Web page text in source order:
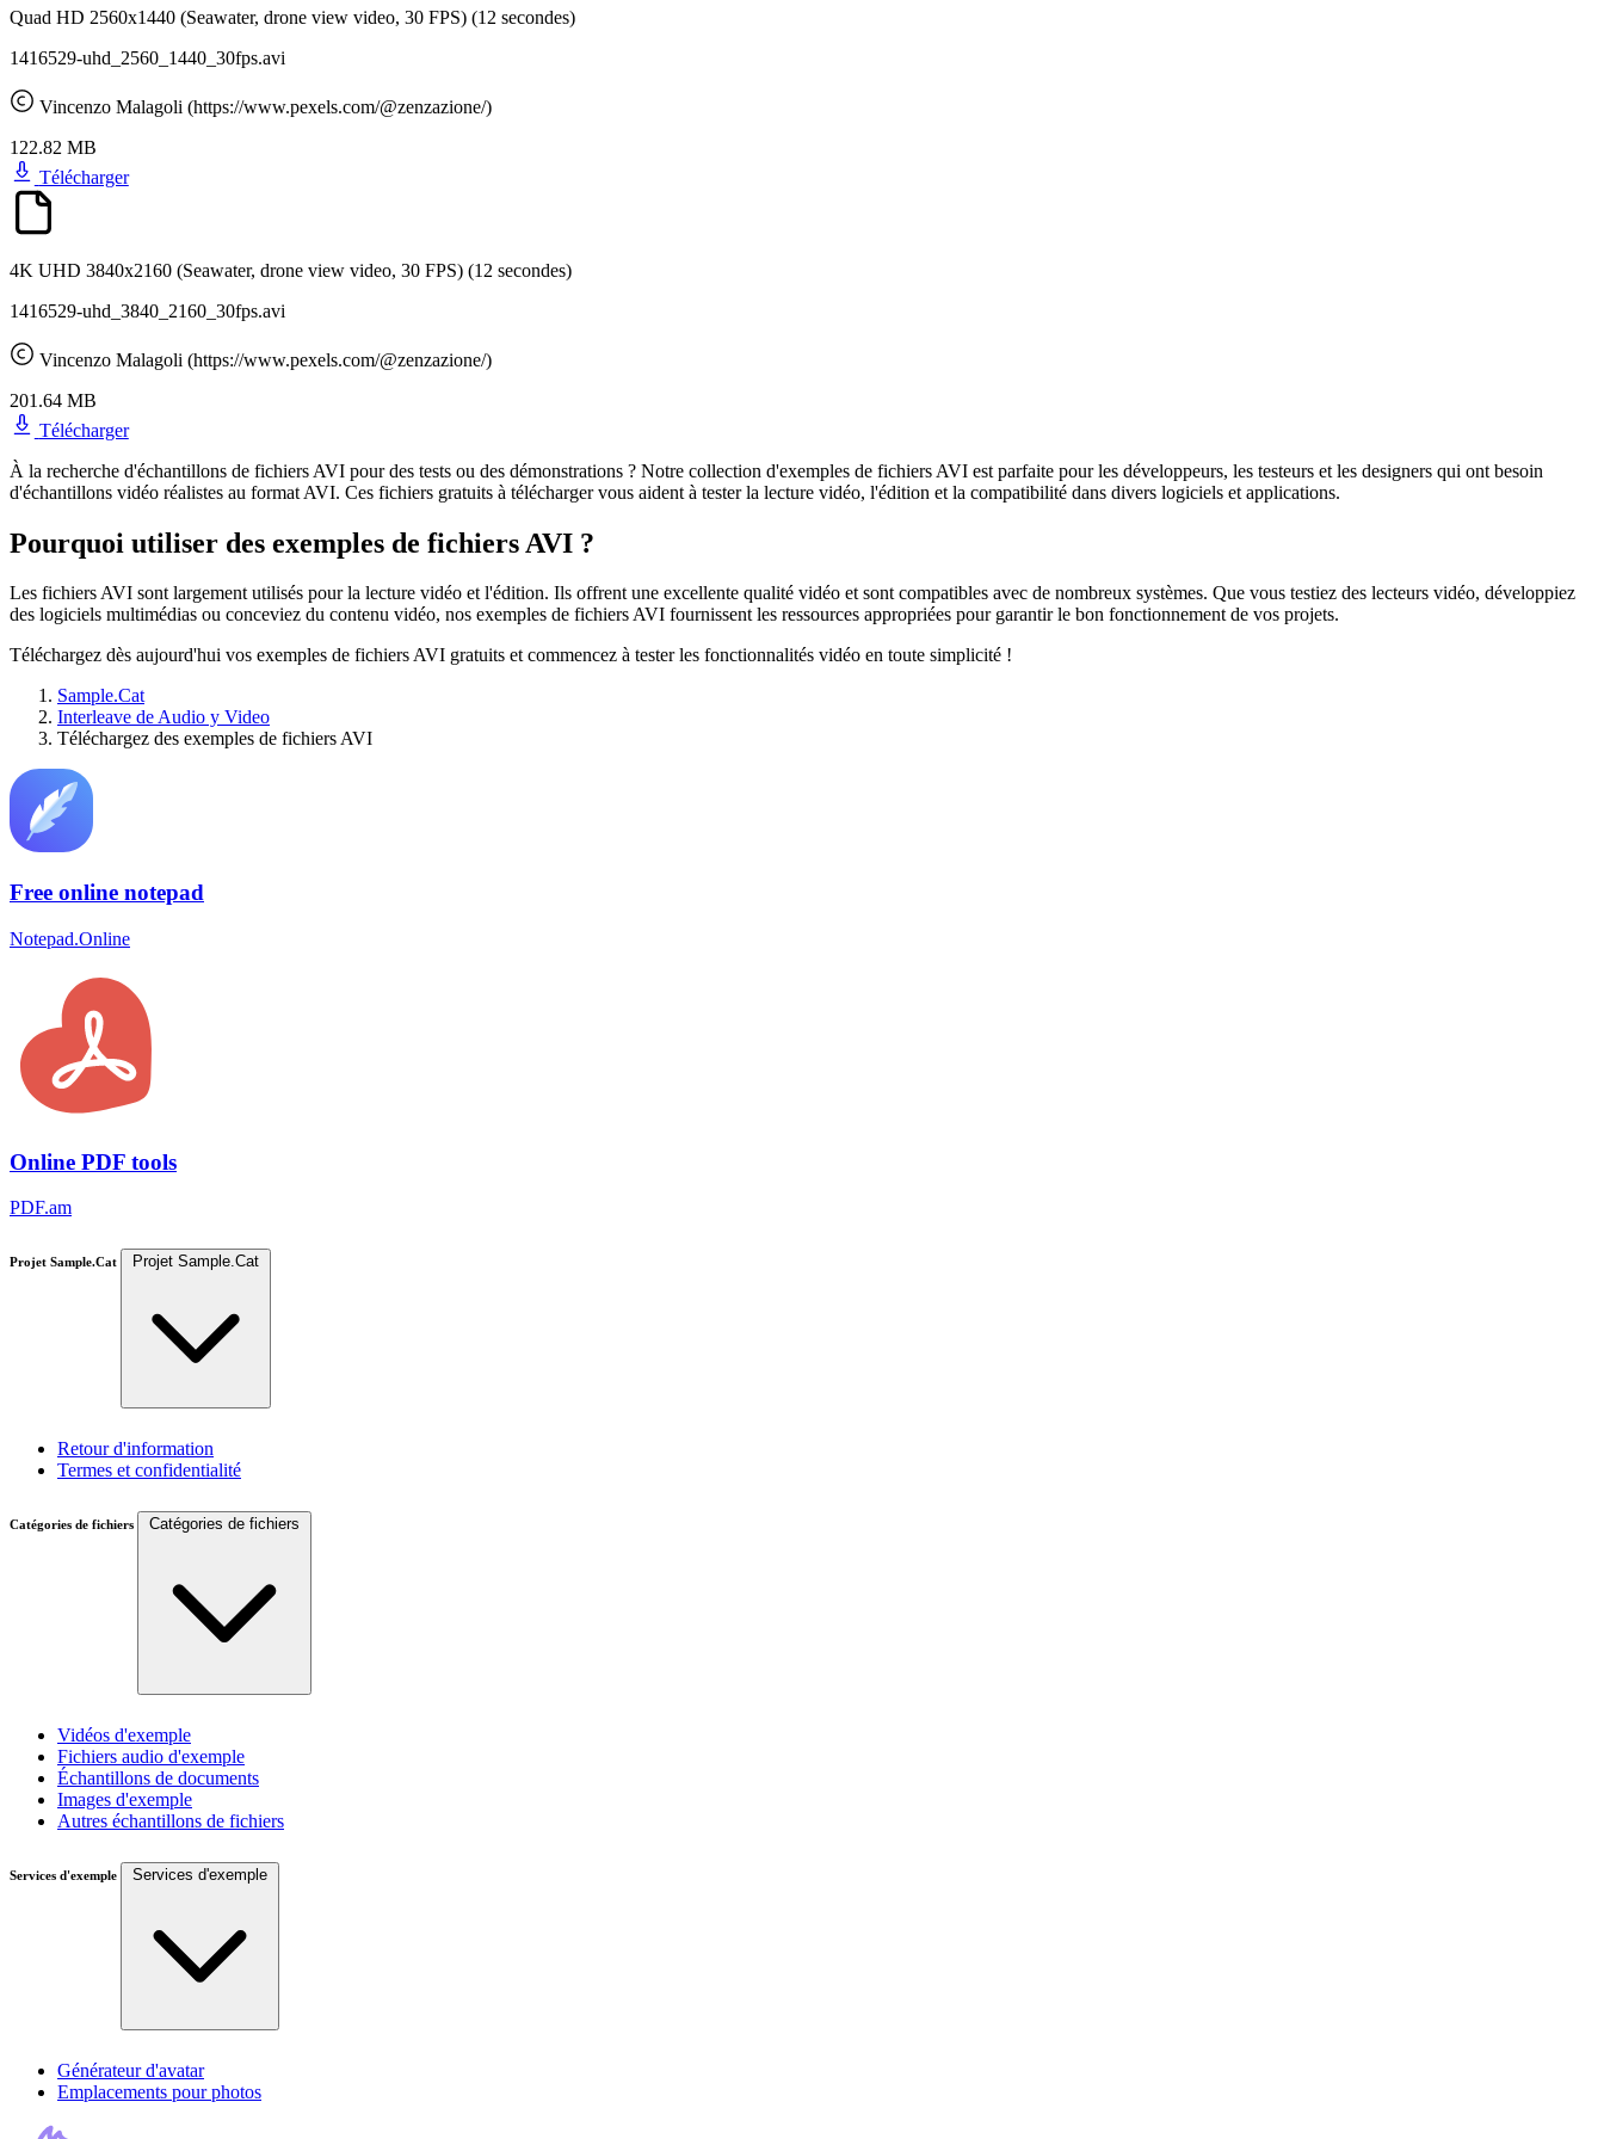
Quad HD 2560x1440 (Seawater, drone view video, 30 FPS) (12 secondes)
1416529-uhd_2560_1440_30fps.avi
Vincenzo Malagoli (https://www.pexels.com/@zenzazione/)
122.82 MB
Télécharger
4K UHD 3840x2160 (Seawater, drone view video, 30 FPS) (12 secondes)
1416529-uhd_3840_2160_30fps.avi
Vincenzo Malagoli (https://www.pexels.com/@zenzazione/)
201.64 MB
Télécharger
À la recherche d'échantillons de fichiers AVI pour des tests ou des démonstrations ? Notre collection d'exemples de fichiers AVI est parfaite pour les développeurs, les testeurs et les designers qui ont besoin
d'échantillons vidéo réalistes au format AVI. Ces fichiers gratuits à télécharger vous aident à tester la lecture vidéo, l'édition et la compatibilité dans divers logiciels et applications.
Pourquoi utiliser des exemples de fichiers AVI ?
Les fichiers AVI sont largement utilisés pour la lecture vidéo et l'édition. Ils offrent une excellente qualité vidéo et sont compatibles avec de nombreux systèmes. Que vous testiez des lecteurs vidéo, développiez
des logiciels multimédias ou conceviez du contenu vidéo, nos exemples de fichiers AVI fournissent les ressources appropriées pour garantir le bon fonctionnement de vos projets.
Téléchargez dès aujourd'hui vos exemples de fichiers AVI gratuits et commencez à tester les fonctionnalités vidéo en toute simplicité !
Sample.Cat
Interleave de Audio y Video
Téléchargez des exemples de fichiers AVI
Free online notepad
Notepad.Online
Online PDF tools
PDF.am
Projet Sample.Cat Projet Sample.Cat
Retour d'information
Termes et confidentialité
Catégories de fichiers Catégories de fichiers
Vidéos d'exemple
Fichiers audio d'exemple
Échantillons de documents
Images d'exemple
Autres échantillons de fichiers
Services d'exemple Services d'exemple
Générateur d'avatar
Emplacements pour photos